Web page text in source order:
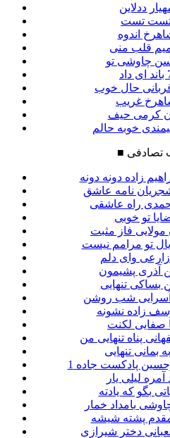
ددلاین
تست تست
اندوه
قلب منی
چاوشی تو
قربانی حال خوب
غریب
کرمی حیف
خوبه حالم
■ تصادفی
زاده دونه دونه
شجریان نامه عاشق
راه عاشقی
تو خوبی
مولایی فاز مثبت
تو مرامم نیست
زارعی وای دلم
آذری پشیمون
بساکی تنهایی
آسرایی شب روشن
زاده نشونه
صفایی لکنت
پناه تنهایی من
بمانی تنهایی
پادکست جاده 1
آمره لیلی یار
بگو که یادته
بامداد خمار
مقدم پشته شیشه
دختر شیرازی